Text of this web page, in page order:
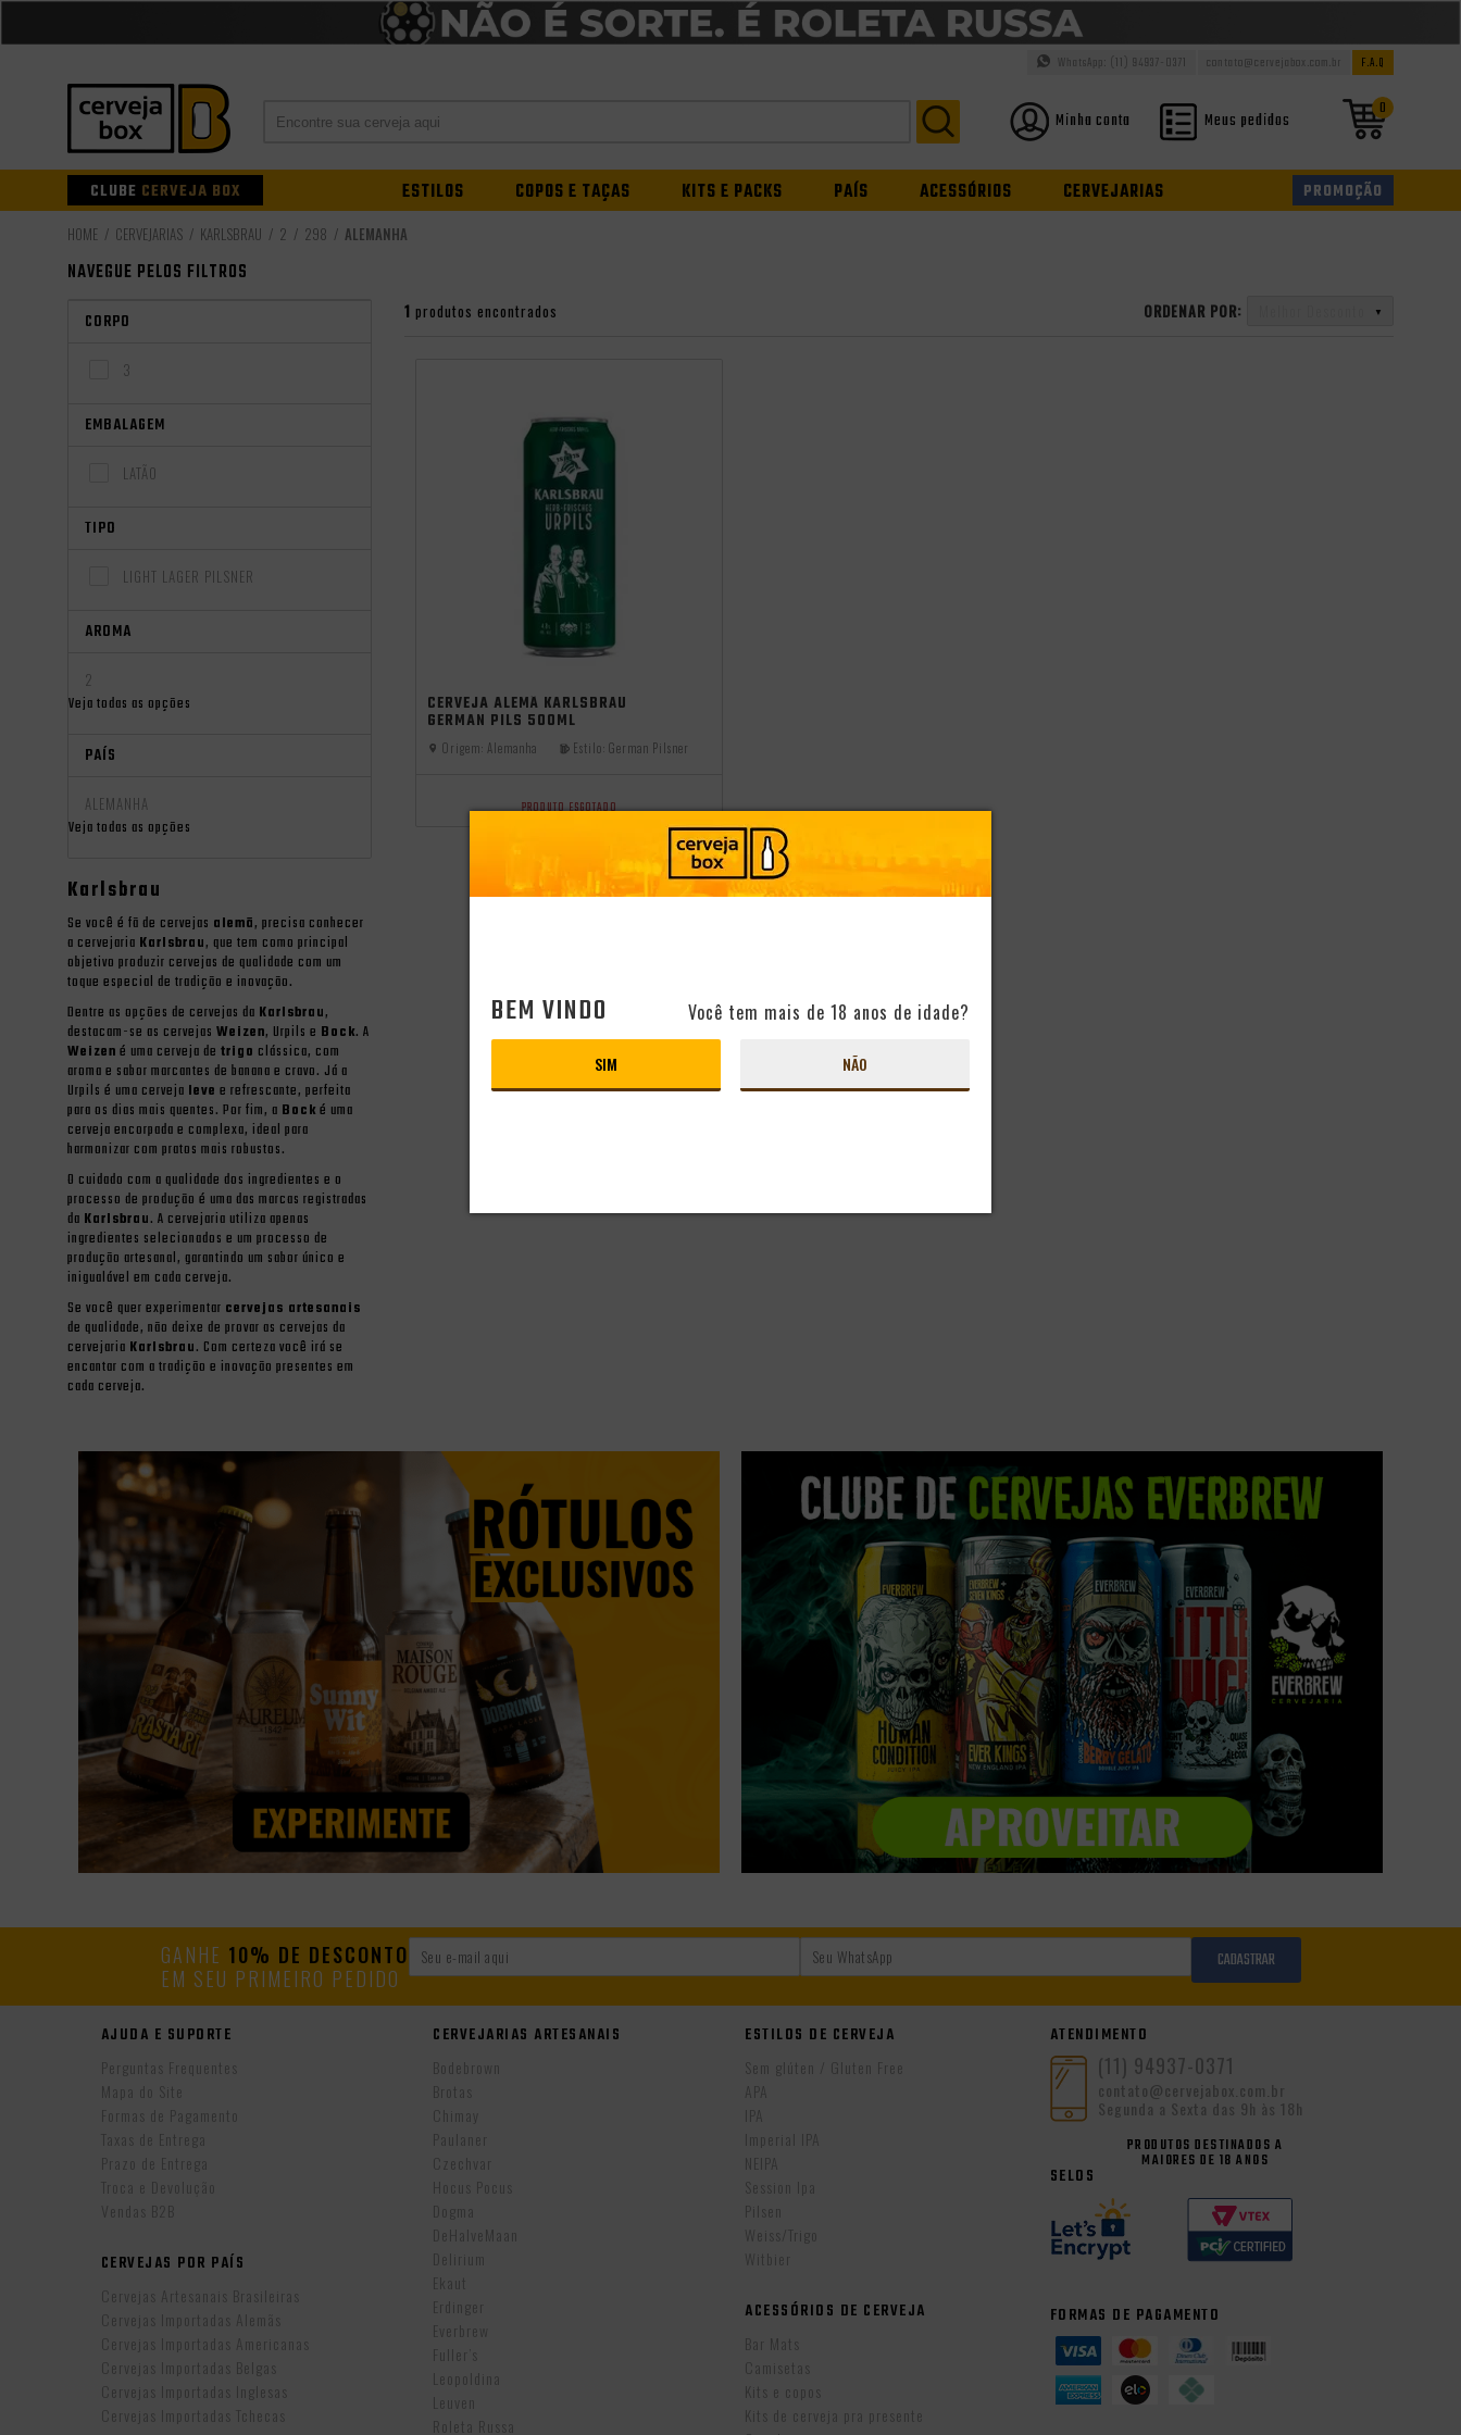
F.A.Q
contato@cervejabox.com.br
WhatsApp: (11) 94937-0371
0
Minha conta Meus pedidos
CLUBE CERVEJA BOX ESTILOS COPOS E TAÇAS KITS E PACKS PAÍS ACESSÓRIOS CERVEJARIAS PROMOÇÃO
CERVEJARIAS KARLSBRAU 2 298 ALEMANHA
NAVEGUE PELOS FILTROS
CORPO
3
EMBALAGEM
LATÃO
TIPO
LIGHT LAGER PILSNER
AROMA
2
Veja todas as opções
PAÍS
ALEMANHA
Veja todas as opções
Karlsbrau
Se você é fã de cervejas alemã, precisa conhecer
a cervejaria Karlsbrau, que tem como principal
objetivo produzir cervejas de qualidade com um
toque especial de tradição e inovação.
Dentre as opções de cervejas da Karlsbrau,
destacam-se as cervejas Weizen, Urpils e Bock. A
Weizen é uma cerveja de trigo clássica, com
aroma e sabor marcantes de banana e cravo. Já a
Urpils é uma cerveja leve e refrescante, perfeita
para os dias mais quentes. Por fim, a Bock é uma
cerveja encorpada e complexa, ideal para
harmonizar com pratos mais robustos.
O cuidado com a qualidade dos ingredientes e o
processo de produção é uma das marcas registradas
da Karlsbrau. A cervejaria utiliza apenas
ingredientes selecionados e um processo de
produção artesanal, garantindo um sabor único e
inigualável em cada cerveja.
Se você quer experimentar cervejas artesanais
de qualidade, não deixe de provar as cervejas da
cervejaria Karlsbrau. Com certeza você irá se
encantar com a tradição e inovação presentes em
cada cerveja.
1 produtos encontrados ORDENAR POR:
CERVEJA ALEMÃ KARLSBRÄU
GERMAN PILS 500ML
Origem: Alemanha Estilo: German Pilsner
PRODUTO ESGOTADO
GANHE 10% DE DESCONTO
EM SEU PRIMEIRO PEDIDO
CADASTRAR
AJUDA E SUPORTE
Perguntas Frequentes
Mapa do Site
Formas de Pagamento
Taxas de Entrega
Prazo de Entrega
Troca e Devolução
Vendas B2B
CERVEJAS POR PAÍS
Cervejas Artesanais Brasileiras
Cervejas Importadas Alemãs
Cervejas Importadas Americanas
Cervejas Importadas Belgas
Cervejas Importadas Inglesas
Cervejas Importadas Tchecas
CERVEJARIAS ARTESANAIS
Bodebrown
Brotas
Chimay
Paulaner
Czechvar
Hocus Pocus
Dogma
DeHalveMaan
Delirium
Ekaut
Erdinger
Everbrew
Fuller’s
Leopoldina
Leuven
Roleta Russa
ESTILOS DE CERVEJA
Sem glúten / Gluten Free
APA
IPA
Imperial IPA
NEIPA
Session Ipa
Pilsen
Weiss/Trigo
Witbier
ACESSÓRIOS DE CERVEJA
Bar Mats
Camisetas
Kits e copos
Kits de cerveja pra presente
ATENDIMENTO
(11) 94937-0371
contato@cervejabox.com.br
Segunda a Sexta das 9h às 18h
PRODUTOS DESTINADOS A
MAIORES DE 18 ANOS
SELOS
FORMAS DE PAGAMENTO
BEM VINDO Você tem mais de 18 anos de idade?
SIM NÃO